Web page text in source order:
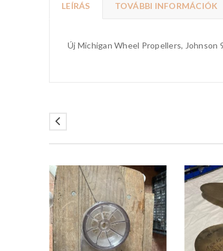
LEÍRÁS TOVÁBBI INFORMÁCIÓK
Új Michigan Wheel Propellers,